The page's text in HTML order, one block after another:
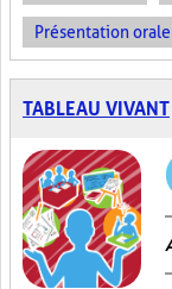
Présentation
TABLEAU VIVANT